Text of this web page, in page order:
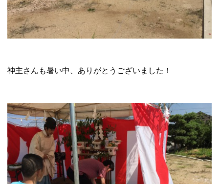
神主さんも暑い中、ありがとうございました！